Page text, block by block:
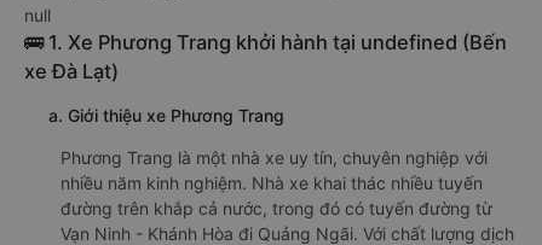
null
🚌 1. Xe Phương Trang khởi hành tại undefined (Bến
xe Đà Lạt)
a. Giới thiệu xe Phương Trang
Phương Trang là một nhà xe uy tín, chuyên nghiệp với
nhiều năm kinh nghiệm. Nhà xe khai thác nhiều tuyến
đường trên khắp cả nước, trong đó có tuyến đường từ
Vạn Ninh - Khánh Hòa đi Quảng Ngãi. Với chất lượng dịch